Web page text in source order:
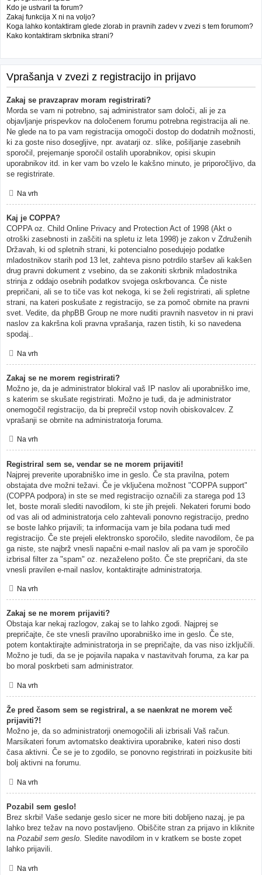
Kdo je ustvaril ta forum?
Zakaj funkcija X ni na voljo?
Koga lahko kontaktiram glede zlorab in pravnih zadev v zvezi s tem forumom?
Kako kontaktiram skrbnika strani?
Vprašanja v zvezi z registracijo in prijavo
Zakaj se pravzaprav moram registrirati?
Morda se vam ni potrebno, saj administrator sam določi, ali je za
objavljanje prispevkov na določenem forumu potrebna registracija ali ne.
Ne glede na to pa vam registracija omogoči dostop do dodatnih možnosti,
ki za goste niso dosegljive, npr. avatarji oz. slike, pošiljanje zasebnih
sporočil, prejemanje sporočil ostalih uporabnikov, opisi skupin
uporabnikov itd. in ker vam bo vzelo le kakšno minuto, je priporočljivo, da
se registrirate.
Na vrh
Kaj je COPPA?
COPPA oz. Child Online Privacy and Protection Act of 1998 (Akt o
otroški zasebnosti in zaščiti na spletu iz leta 1998) je zakon v Združenih
Državah, ki od spletnih strani, ki potencialno posedujejo podatke
mladostnikov starih pod 13 let, zahteva pisno potrdilo staršev ali kakšen
drug pravni dokument z vsebino, da se zakoniti skrbnik mladostnika
strinja z oddajo osebnih podatkov svojega oskrbovanca. Če niste
prepričani, ali se to tiče vas kot nekoga, ki se želi registrirati, ali spletne
strani, na kateri poskušate z registracijo, se za pomoč obrnite na pravni
svet. Vedite, da phpBB Group ne more nuditi pravnih nasvetov in ni pravi
naslov za kakršna koli pravna vprašanja, razen tistih, ki so navedena
spodaj..
Na vrh
Zakaj se ne morem registrirati?
Možno je, da je administrator blokiral vaš IP naslov ali uporabniško ime,
s katerim se skušate registrirati. Možno je tudi, da je administrator
onemogočil registracijo, da bi preprečil vstop novih obiskovalcev. Z
vprašanji se obrnite na administratorja foruma.
Na vrh
Registriral sem se, vendar se ne morem prijaviti!
Najprej preverite uporabniško ime in geslo. Če sta pravilna, potem
obstajata dve možni težavi. Če je vključena možnost "COPPA support"
(COPPA podpora) in ste se med registracijo označili za starega pod 13
let, boste morali slediti navodilom, ki ste jih prejeli. Nekateri forumi bodo
od vas ali od administratorja celo zahtevali ponovno registracijo, predno
se boste lahko prijavili; ta informacija vam je bila podana tudi med
registracijo. Če ste prejeli elektronsko sporočilo, sledite navodilom, če pa
ga niste, ste najbrž vnesli napačni e-mail naslov ali pa vam je sporočilo
izbrisal filter za "spam" oz. nezaželeno pošto. Če ste prepričani, da ste
vnesli pravilen e-mail naslov, kontaktirajte administratorja.
Na vrh
Zakaj se ne morem prijaviti?
Obstaja kar nekaj razlogov, zakaj se to lahko zgodi. Najprej se
prepričajte, če ste vnesli pravilno uporabniško ime in geslo. Če ste,
potem kontaktirajte administratorja in se prepričajte, da vas niso izključili.
Možno je tudi, da se je pojavila napaka v nastavitvah foruma, za kar pa
bo moral poskrbeti sam administrator.
Na vrh
Že pred časom sem se registriral, a se naenkrat ne morem več
prijaviti?!
Možno je, da so administratorji onemogočili ali izbrisali Vaš račun.
Marsikateri forum avtomatsko deaktivira uporabnike, kateri niso dosti
časa aktivni. Če se je to zgodilo, se ponovno registrirati in poizkusite biti
bolj aktivni na forumu.
Na vrh
Pozabil sem geslo!
Brez skrbi! Vaše sedanje geslo sicer ne more biti dobljeno nazaj, je pa
lahko brez težav na novo postavljeno. Obiščite stran za prijavo in kliknite
na Pozabil sem geslo. Sledite navodilom in v kratkem se boste zopet
lahko prijavili.
Na vrh